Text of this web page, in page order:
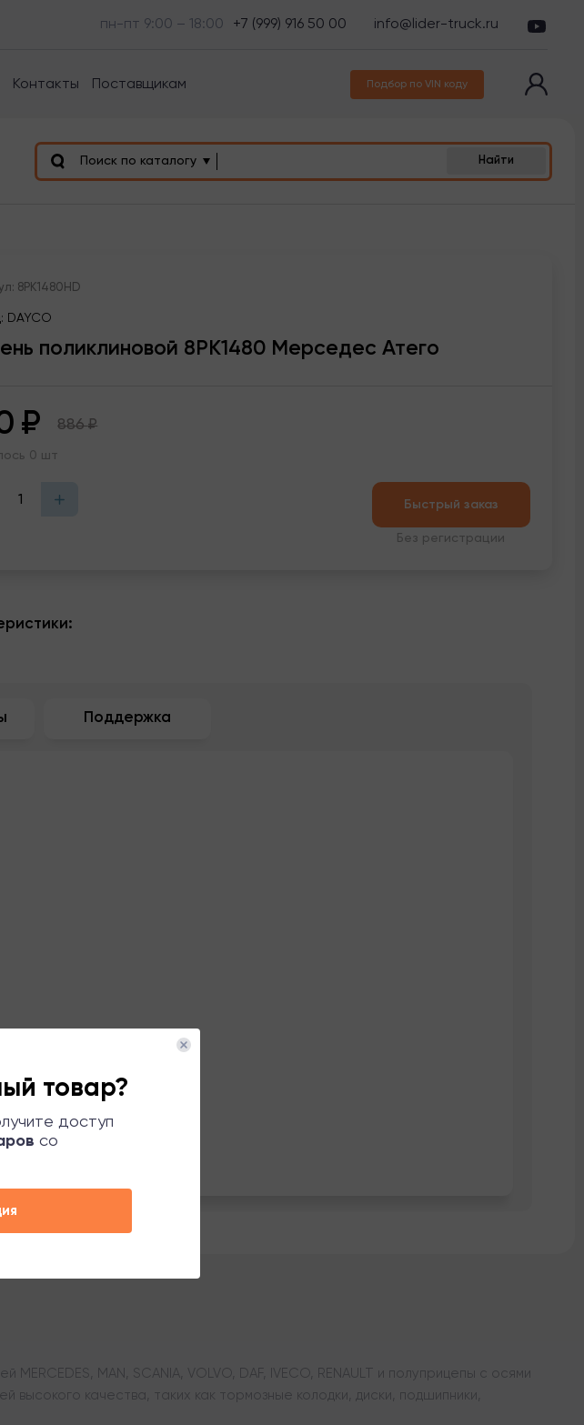
товар?
доступ
со
пн-пт 9:00 – 18:00 +7 (999) 916 50 00 info@lider-truck.ru
Подбор по VIN коду
Контакты Поставщикам
Поиск по каталогу Найти
8PK1480HD
DAYCO
поликлиновой 8PK1480 Мерседес Атего
₽ 886₽
0 шт
Быстрый заказ
Без регистрации
Поддержка
MAN, SCANIA, VOLVO, DAF, IVECO, RENAULT и полуприцепы с осями
качества, таких как тормозные колодки, диски, подшипники,